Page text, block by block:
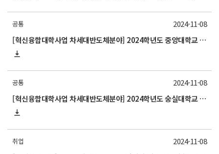
공통
[혁신융합대학사업 차세대반도체분야] 2024학년도 중앙대학교 동계 계절학기 교류 수학 안내
2024-11-08
공통
[혁신융합대학사업 차세대반도체분야] 2024학년도 숭실대학교 동계 계절학기 교류 수학 안내
2024-11-08
취업 2024-11-08